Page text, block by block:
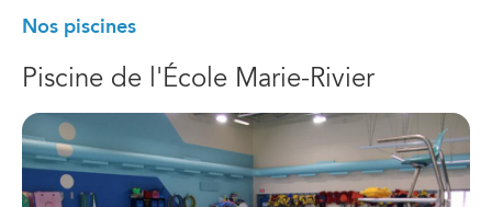
Nos piscines
Piscine de l'École Marie-Rivier